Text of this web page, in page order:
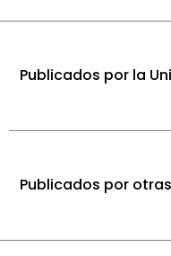
con sus
Publicados por la
Publicados por